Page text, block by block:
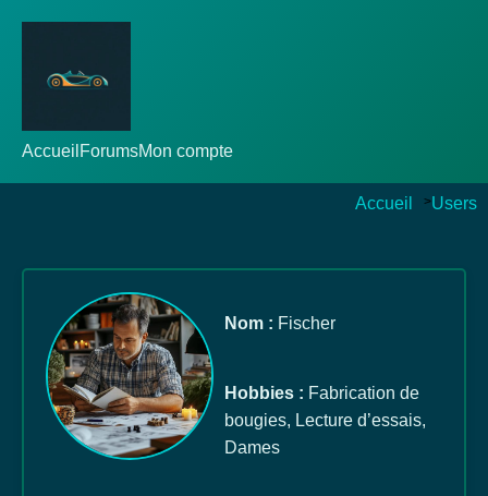
Accueil ForumsMon compte
Accueil >Users
Nom : Fischer
Hobbies : Fabrication de
bougies, Lecture d’essais,
Dames